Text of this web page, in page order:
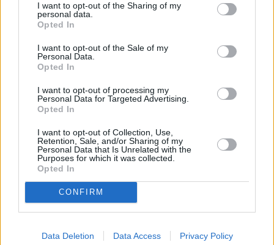
I want to opt-out of the Sharing of my
personal data.
Opted In
I want to opt-out of the Sale of my
Personal Data.
Opted In
I want to opt-out of processing my
Personal Data for Targeted Advertising.
Opted In
I want to opt-out of Collection, Use,
Retention, Sale, and/or Sharing of my
Personal Data that Is Unrelated with the
Purposes for which it was collected.
Opted In
CONFIRM
Data Deletion Data Access Privacy Policy
Πριν 5 ημέρες
Ο καιρός στη Χίο, σήμερα 3 Αυγούστου 2026